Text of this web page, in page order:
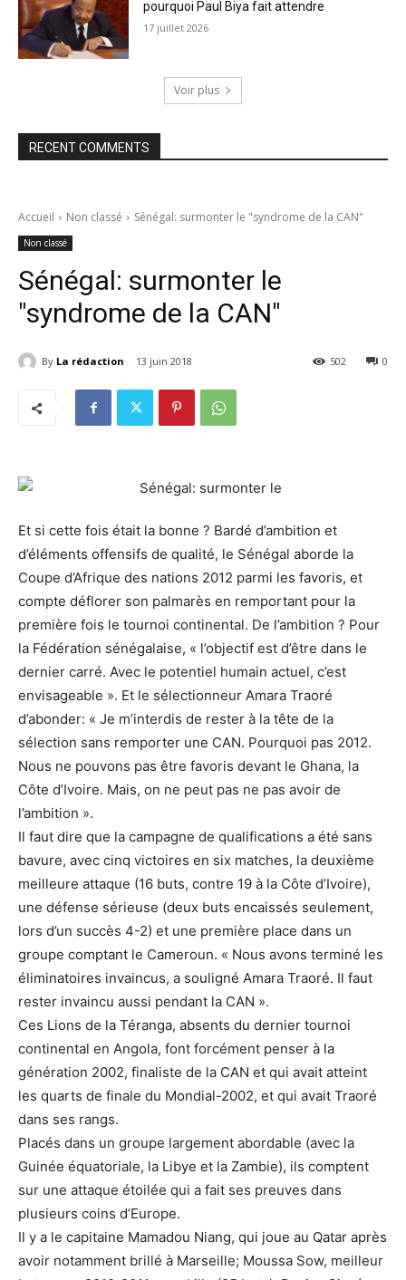
pourquoi Paul Biya fait attendre
17 juillet 2026
Voir plus
RECENT COMMENTS